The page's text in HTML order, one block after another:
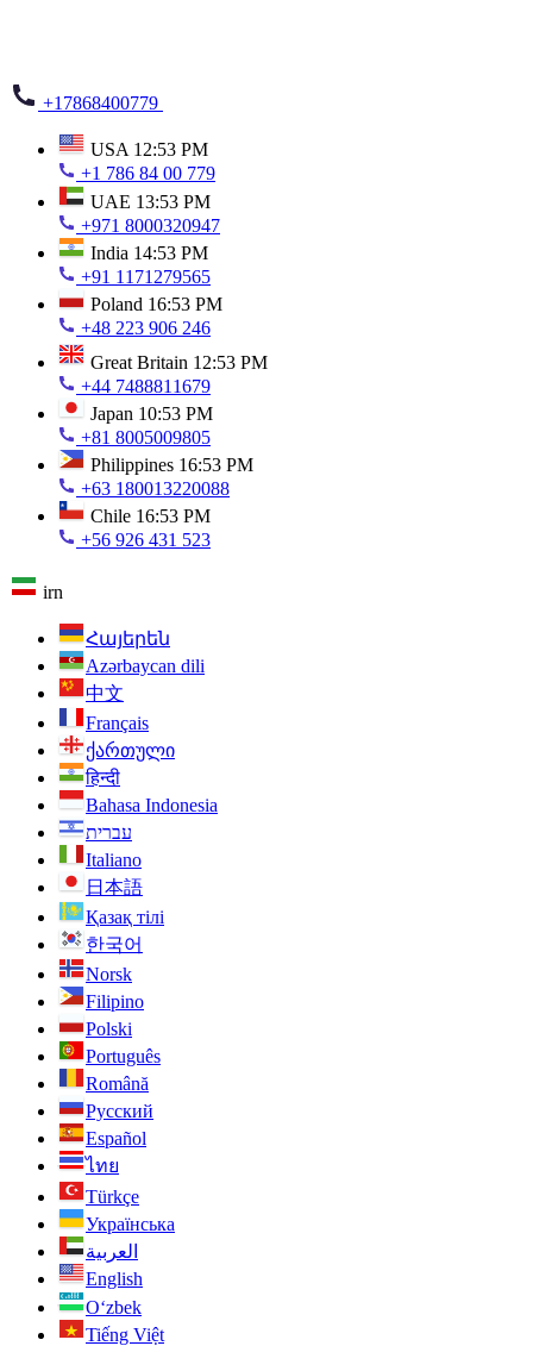
+17868400779
USA 12:53 PM
+1 786 84 00 779
UAE 13:53 PM
+971 8000320947
India 14:53 PM
+91 1171279565
Poland 16:53 PM
+48 223 906 246
Great Britain 12:53 PM
+44 7488811679
Japan 10:53 PM
+81 8005009805
Philippines 16:53 PM
+63 180013220088
Chile 16:53 PM
+56 926 431 523
irn
Հայերեն
Azərbaycan dili
中文
Français
ქართული
हिन्दी
Bahasa Indonesia
עברית
Italiano
日本語
Қазақ тілі
한국어
Norsk
Filipino
Polski
Português
Română
Русский
Español
ไทย
Türkçe
Українська
العربية
English
O‘zbek
Tiếng Việt